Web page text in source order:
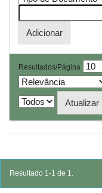
Resultados/Página
Resultado 1-1 de 1.